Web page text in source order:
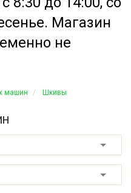
Магазин
не
машин Шкивы